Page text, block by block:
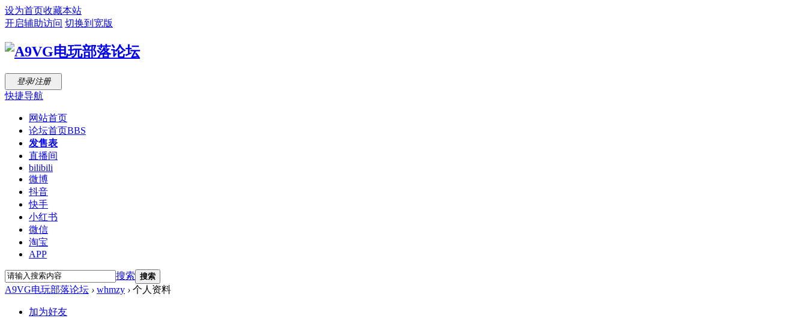
设为首页收藏本站
开启辅助访问 切换到宽版
登录/注册
快捷导航
网站首页
论坛首页BBS
发售表
直播间
bilibili
微博
抖音
快手
小红书
微信
淘宝
APP
搜索 搜索
A9VG电玩部落论坛 › whmzy › 个人资料
加为好友